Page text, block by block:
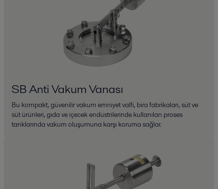
SB Anti Vakum Vanası
Bu kompakt, güvenilir vakum emniyet valfi, bira fabrikaları, süt ve
süt ürünleri, gıda ve içecek endüstrilerinde kullanılan proses
tanklarında vakum oluşumuna karşı koruma sağlar.